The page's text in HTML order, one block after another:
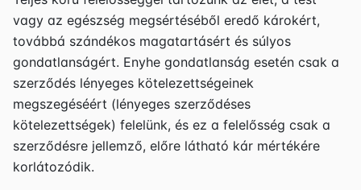
vagy az egészség megsértéséből eredő károkért,
továbbá szándékos magatartásért és súlyos
gondatlanságért. Enyhe gondatlanság esetén csak a
szerződés lényeges kötelezettségeinek
megszegéséért (lényeges szerződéses
kötelezettségek) felelünk, és ez a felelősség csak a
szerződésre jellemző, előre látható kár mértékére
korlátozódik.